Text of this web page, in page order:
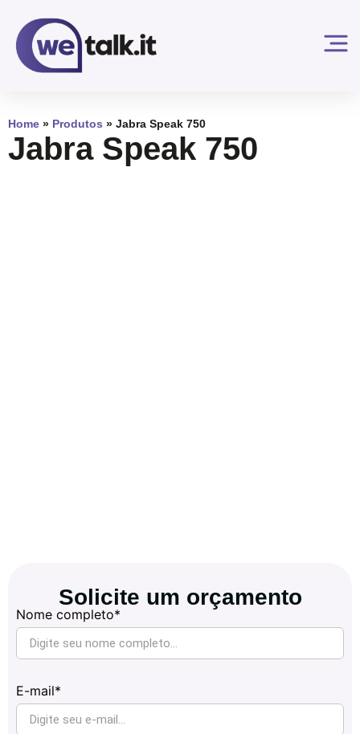
Home » Produtos » Jabra Speak 750
Jabra Speak 750
Solicite um orçamento
Nome completo*
E-mail*